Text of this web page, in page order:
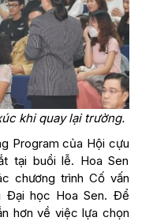
khi quay lại trường.
Program của Hội cựu
tại buổi lễ. Hoa Sen
chương trình Cố vấn
Đại học Hoa Sen. Để
hơn về việc lựa chọn